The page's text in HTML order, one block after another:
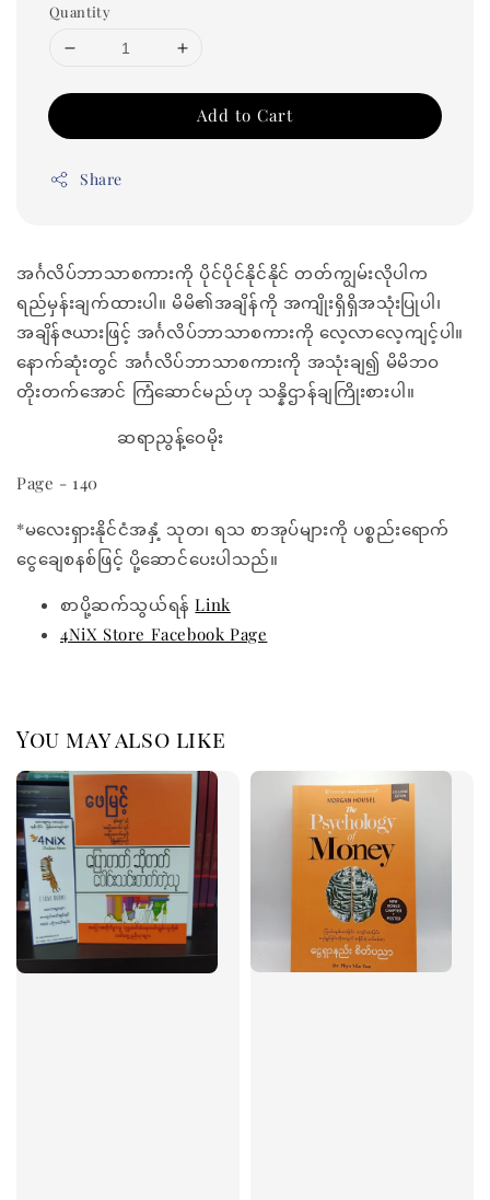
Quantity
Add to Cart
Share
အင်္ဂလိပ်ဘာသာစကားကို ပိုင်ပိုင်နိုင်နိုင် တတ်ကျွမ်းလိုပါက
ရည်မှန်းချက်ထားပါ။ မိမိ၏အချိန်ကို အကျိုးရှိရှိအသုံးပြုပါ၊
အချိန်ဇယားဖြင့် အင်္ဂလိပ်ဘာသာစကားကို လေ့လာလေ့ကျင့်ပါ။
နောက်ဆုံးတွင် အင်္ဂလိပ်ဘာသာစကားကို အသုံးချ၍ မိမိဘဝ
တိုးတက်အောင် ကြံဆောင်မည်ဟု သန္နိဌာန်ချကြိုးစားပါ။
ဆရာညွန့်ဝေမိုး
Page - 140
*မလေးရှားနိုင်ငံအနှံ့ သုတ၊ ရသ စာအုပ်များကို ပစ္စည်းရောက်
ငွေချေစနစ်ဖြင့် ပို့ဆောင်ပေးပါသည်။
စာပို့ဆက်သွယ်ရန်Link
4NiX Store Facebook Page
You may also like